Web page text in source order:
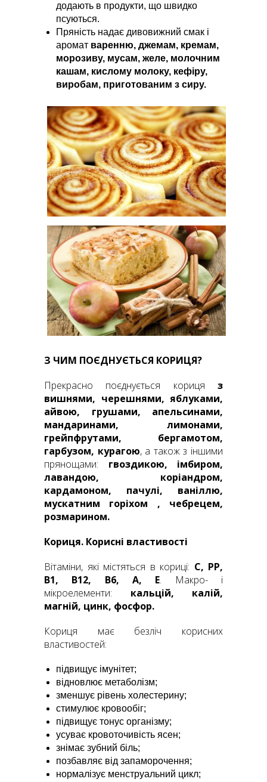
додають в продукти, що швидко
псуються.
Пряність надає дивовижний смак і
аромат варенню, джемам, кремам,
морозиву, мусам, желе, молочним
кашам, кислому молоку, кефіру,
виробам, приготованим з сиру.
З ЧИМ ПОЄДНУЄТЬСЯ КОРИЦЯ?
Прекрасно поєднується кориця з
вишнями, черешнями, яблуками,
айвою, грушами, апельсинами,
мандаринами, лимонами,
грейпфрутами, бергамотом,
гарбузом, курагою, а також з іншими
прянощами: гвоздикою, імбиром,
лавандою, коріандром,
кардамоном, пачулі, ваніллю,
мускатним горіхом , чебрецем,
розмарином.
Кориця. Корисні властивості
Вітаміни, які містяться в кориці: С, РР,
В1, В12, В6, А, Е. Макро- і
мікроелементи: кальцій, калій,
магній, цинк, фосфор.
Кориця має безліч корисних
властивостей:
підвищує імунітет;
відновлює метаболізм;
зменшує рівень холестерину;
стимулює кровообіг;
підвищує тонус організму;
усуває кровоточивість ясен;
знімає зубний біль;
позбавляє від запаморочення;
нормалізує менструальний цикл;